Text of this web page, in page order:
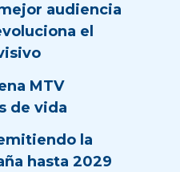
audiencia
el
MTV
de vida
la
hasta 2029